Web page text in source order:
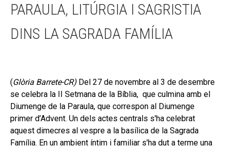
PARAULA, LITÚRGIA I SAGRISTIA
DINS LA SAGRADA FAMÍLIA
(Glòria Barrete-CR) Del 27 de novembre al 3 de desembre
se celebra la II Setmana de la Bíblia, que culmina amb el
Diumenge de la Paraula, que correspon al Diumenge
primer d’Advent. Un dels actes centrals s'ha celebrat
aquest dimecres al vespre a la basílica de la Sagrada
Família. En un ambient íntim i familiar s'ha dut a terme una